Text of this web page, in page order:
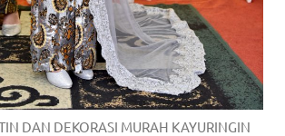
DAN DEKORASI MURAH KAYURINGIN